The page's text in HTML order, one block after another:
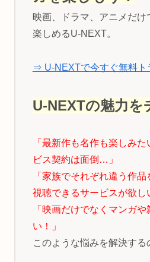
映画、ドラマ、アニメだ
楽しめるU-NEXT。
⇒ U-NEXTで今すぐ無料ト
U-NEXTの魅力を
「最新作も名作も楽しみ
ビス契約は面倒…」
「家族でそれぞれ違う作
視聴できるサービスが欲し
「映画だけでなくマンガ
い！」
このような悩みを解決する